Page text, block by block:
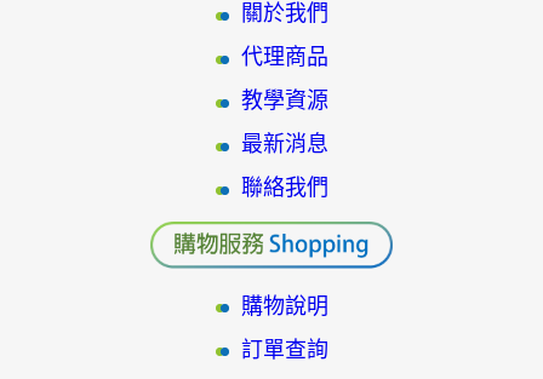
關於我們
代理商品
教學資源
最新消息
聯絡我們
購物說明
訂單查詢